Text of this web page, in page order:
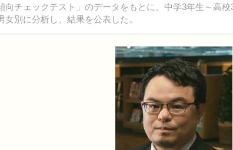
向チェックテスト」のデータをもとに、中学3年生～高
女別に分析し、結果を公表した。